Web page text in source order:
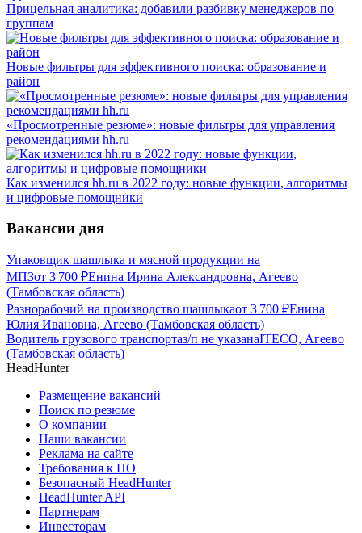
Прицельная аналитика: добавили разбивку менеджеров по
группам
Новые фильтры для эффективного поиска: образование и
район
«Просмотренные резюме»: новые фильтры для управления
рекомендациями hh.ru
Как изменился hh.ru в 2022 году: новые функции, алгоритмы
и цифровые помощники
Вакансии дня
Упаковщик шашлыка и мясной продукции на
МПЗот 3 700 ₽Енина Ирина Александровна, Агеево
(Тамбовская область)
Разнорабочий на производство шашлыкаот 3 700 ₽Енина
Юлия Ивановна, Агеево (Тамбовская область)
Водитель грузового транспортаз/п не указанаITECO, Агеево
(Тамбовская область)
HeadHunter
Размещение вакансий
Поиск по резюме
О компании
Наши вакансии
Реклама на сайте
Требования к ПО
Безопасный HeadHunter
HeadHunter API
Партнерам
Инвесторам